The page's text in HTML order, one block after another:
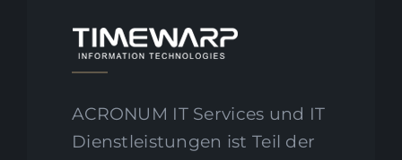
ACRONUM IT Services und IT
Dienstleistungen ist Teil der